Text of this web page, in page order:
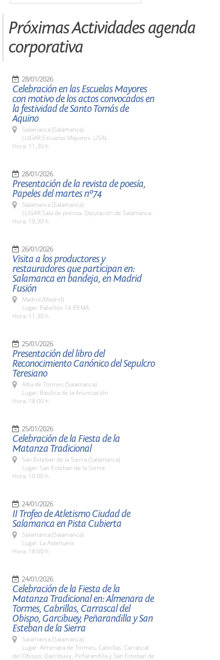
Próximas Actividades agenda
corporativa
28/01/2026
Celebración en las Escuelas Mayores
con motivo de los actos convocados en
la festividad de Santo Tomás de
Aquino
Salamanca (Salamanca)
LUGAR Escuelas Mayores. USAL
Hora: 11,30 h.
28/01/2026
Presentación de la revista de poesía,
Papeles del martes nº74
Salamanca (Salamanca)
LUGAR Sala de prensa. Diputación de Salamanca.
Hora: 10,30 h.
26/01/2026
Visita a los productores y
restauradores que participan en:
Salamanca en bandeja, en Madrid
Fusión
Madrid (Madrid)
Lugar: Pabellón 14 IFEMA
Hora: 11:30 h.
25/01/2026
Presentación del libro del
Reconocimiento Canónico del Sepulcro
Teresiano
Alba de Tormes (Salamanca)
Lugar: Basílica de la Anunciación
Hora: 18:00 h.
25/01/2026
Celebración de la Fiesta de la
Matanza Tradicional
San Esteban de la Sierra (Salamanca)
Lugar: San Esteban de la Sierra
Hora: 10:00 h.
24/01/2026
II Trofeo de Atletismo Ciudad de
Salamanca en Pista Cubierta
Salamanca (Salamanca)
Lugar: La Aldehuela
Hora: 18:00 h.
24/01/2026
Celebración de la Fiesta de la
Matanza Tradicional en: Almenara de
Tormes, Cabrillas, Carrascal del
Obispo, Garcibuey, Peñarandilla y San
Esteban de la Sierra
Salamanca (Salamanca)
Lugar: Almenara de Tormes, Cabrillas, Carrascal
del Obispo, Garcibuey, Peñarandilla y San Esteban de